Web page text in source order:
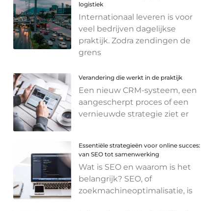
logistiek
Internationaal leveren is voor
veel bedrijven dagelijkse
praktijk. Zodra zendingen de
grens
Verandering die werkt in de praktijk
Een nieuw CRM-systeem, een
aangescherpt proces of een
vernieuwde strategie ziet er
Essentiële strategieën voor online succes:
van SEO tot samenwerking
Wat is SEO en waarom is het
belangrijk? SEO, of
zoekmachineoptimalisatie, is